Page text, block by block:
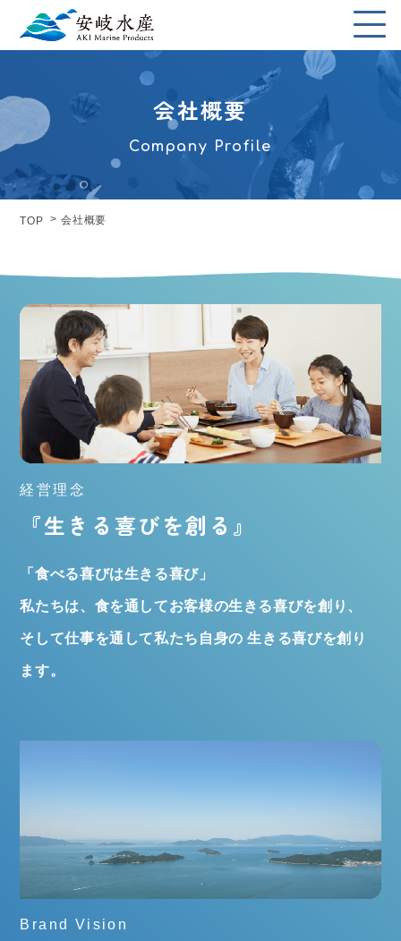
会社概要
Company Profile
TOP 会社概要
経営理念
『生きる喜びを創る』
「食べる喜びは生きる喜び」
私たちは、食を通してお客様の生きる喜びを創り、
そして仕事を通して私たち自身の 生きる喜びを創り
ます。
Brand Vision